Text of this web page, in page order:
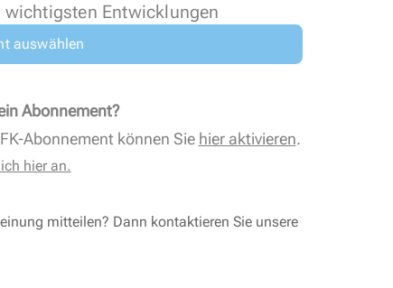
Entwicklungen
auswählen
Abonnement?
Abonnement können Sie hier aktivieren.
hier an.
mitteilen? Dann kontaktieren Sie unsere